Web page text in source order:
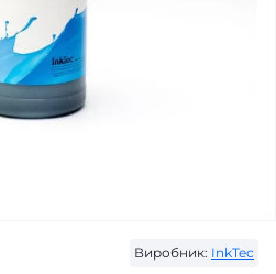
Виробник: InkTec